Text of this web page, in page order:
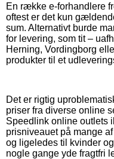
En række e-forhandlere
oftest er det kun
sum. Alternativt burde
for levering, som tit –
Herning, Vordingborg
produkter til et
Det er rigtig
priser fra diverse online
Speedlink online outlets
prisniveauet på mange
og ligeledes til kvinder
nogle gange yde fragtfri